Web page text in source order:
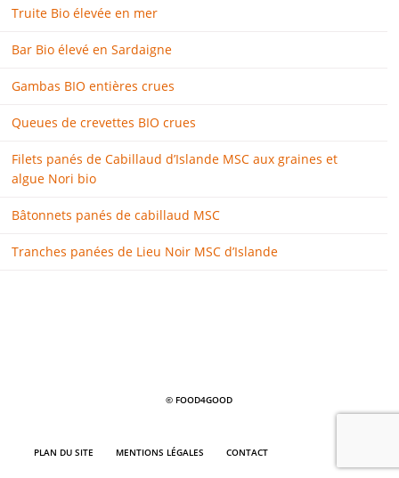
Truite Bio élevée en mer
Bar Bio élevé en Sardaigne
Gambas BIO entières crues
Queues de crevettes BIO crues
Filets panés de Cabillaud d’Islande MSC aux graines et
algue Nori bio
Bâtonnets panés de cabillaud MSC
Tranches panées de Lieu Noir MSC d’Islande
© FOOD4GOOD
PLAN DU SITE MENTIONS LÉGALES CONTACT